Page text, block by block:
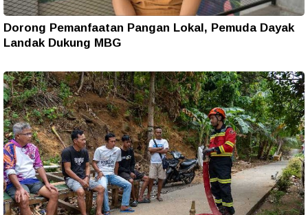
Dorong Pemanfaatan Pangan Lokal, Pemuda Dayak
Landak Dukung MBG